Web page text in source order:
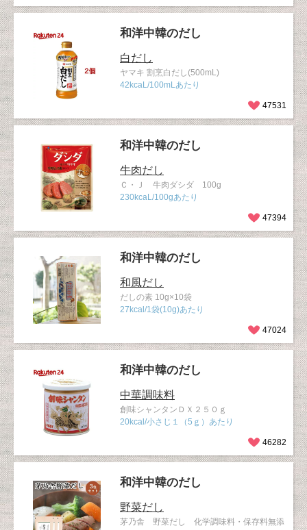
和洋中韓のだし
白だし
ヤマキ 割烹白だし(500mL)
42kcaL/100mLあたり
47531
和洋中韓のだし
牛肉だし
Ｃ・Ｊ 牛肉ダシダ 100g
230kcaL/100gあたり
47394
和洋中韓のだし
和風だし
だしの素 10g×10袋
27kcal/1袋(10g)あたり
47024
和洋中韓のだし
中華調味料
創味シャンタンＤＸ２５０ｇ
20kcal/小さじ１（5ｇ）あたり
46282
和洋中韓のだし
野菜だし
茅乃舎 野菜だし 化学調味料・保存料無添